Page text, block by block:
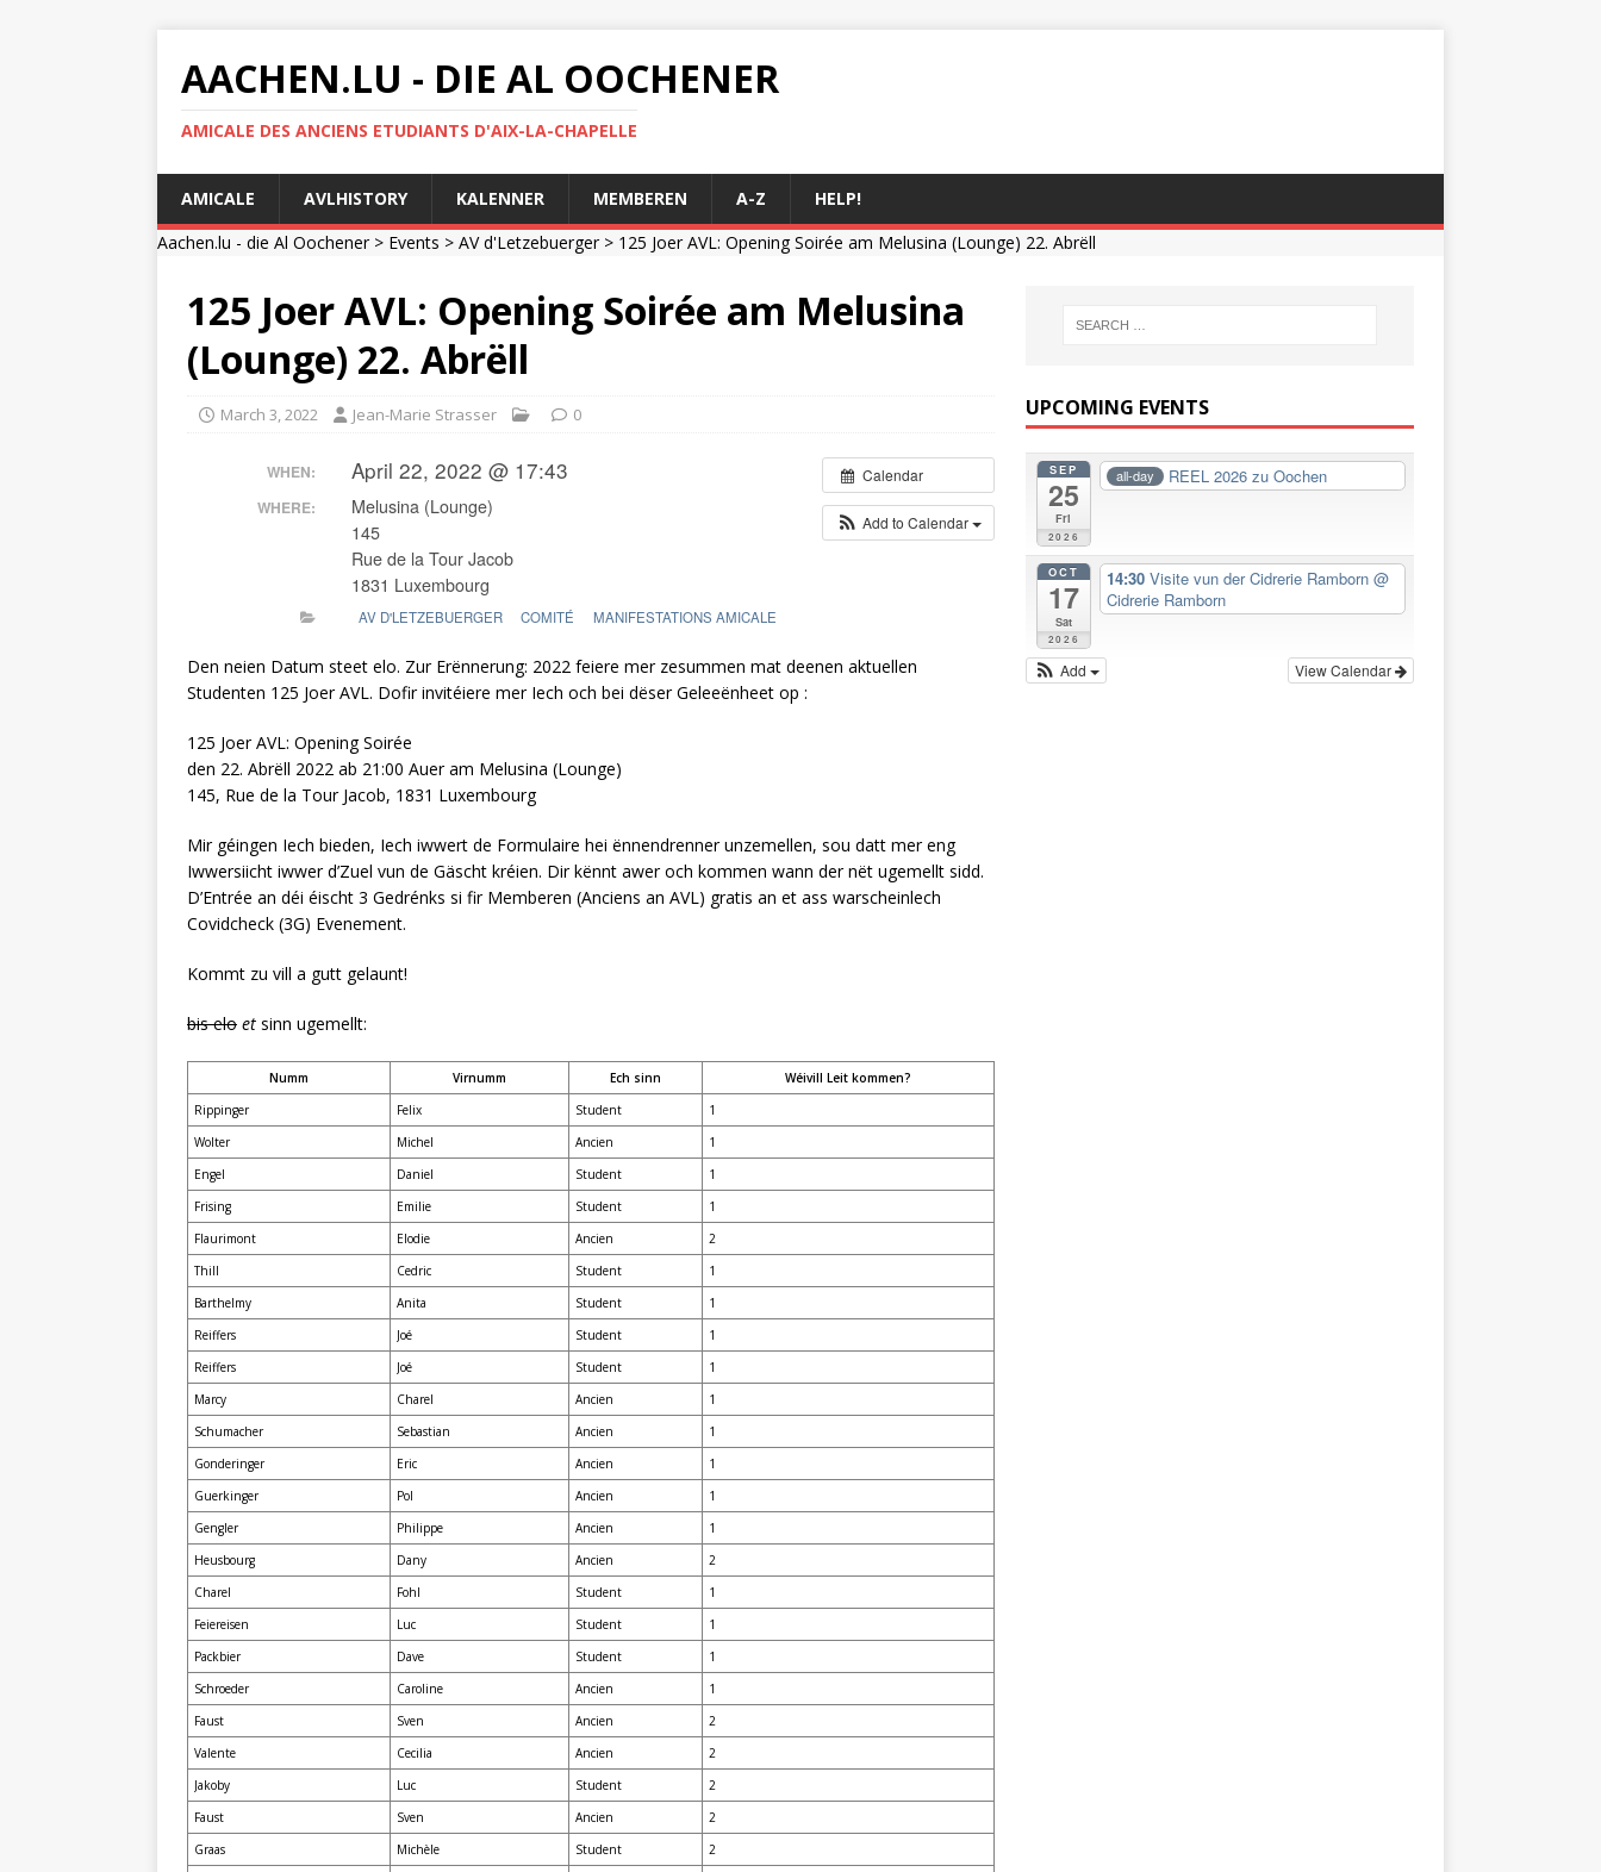
AACHEN.LU - DIE AL OOCHENER
AMICALE DES ANCIENS ETUDIANTS D'AIX-LA-CHAPELLE
AMICALE AVLHISTORY KALENNER MEMBEREN A-Z
HELP!
Aachen.lu - die Al Oochener> Events > AV d'Letzebuerger> 125 Joer AVL: Opening Soirée am Melusina (Lounge) 22. Abrëll
125 Joer AVL: Opening Soirée am Melusina
(Lounge) 22. Abrëll
March 3, 2022 Jean-Marie Strasser 0
Calendar
Add to Calendar
WHEN: April 22, 2022 @ 17:43
WHERE:
Melusina (Lounge)
145
Rue de la Tour Jacob
1831 Luxembourg
AV D'LETZEBUERGER COMITÉ MANIFESTATIONS AMICALE
Den neien Datum steet elo. Zur Erënnerung: 2022 feiere mer zesummen mat deenen aktuellen
Studenten 125 Joer AVL. Dofir invitéiere mer Iech och bei dëser Geleeënheet op :
125 Joer AVL: Opening Soirée
den 22. Abrëll 2022 ab 21:00 Auer am Melusina (Lounge)
145, Rue de la Tour Jacob, 1831 Luxembourg
Mir géingen Iech bieden, Iech iwwert de Formulaire hei ënnendrenner unzemellen, sou datt mer eng
Iwwersiicht iwwer d’Zuel vun de Gäscht kréien. Dir kënnt awer och kommen wann der nët ugemellt sidd.
D’Entrée an déi éischt 3 Gedrénks si fir Memberen (Anciens an AVL) gratis an et ass warscheinlech
Covidcheck (3G) Evenement.
Kommt zu vill a gutt gelaunt!
bis elo et sinn ugemellt:
Numm Virnumm Ech sinn
Wéivill Leit kommen?
Rippinger
Felix Student
1
Wolter
Michel Ancien
1
Engel
Daniel Student
1
Frising
Emilie Student
1
Flaurimont
Elodie Ancien
2
Thill
Cedric Student
1
Barthelmy
Anita Student
1
Reiffers
Joé Student
1
Reiffers
Joé Student
1
Marcy
Charel Ancien
1
Schumacher
Sebastian Ancien
1
Gonderinger
Eric Ancien
1
Guerkinger
Pol Ancien
1
Gengler
Philippe Ancien
1
Heusbourg
Dany Ancien
2
Charel
Fohl Student
1
Feiereisen
Luc Student
1
Packbier
Dave Student
1
Schroeder
Caroline Ancien
1
Faust
Sven Ancien
2
Valente
Cecilia Ancien
2
Jakoby
Luc Student
2
Faust
Sven Ancien
2
Graas
Michèle Student
2
UPCOMING EVENTS
SEP
25
Fri
2026
all-day REEL 2026 zu Oochen
OCT
17
Sat
2026
14:30Visite vun der Cidrerie Ramborn@
Cidrerie Ramborn
View Calendar
Add